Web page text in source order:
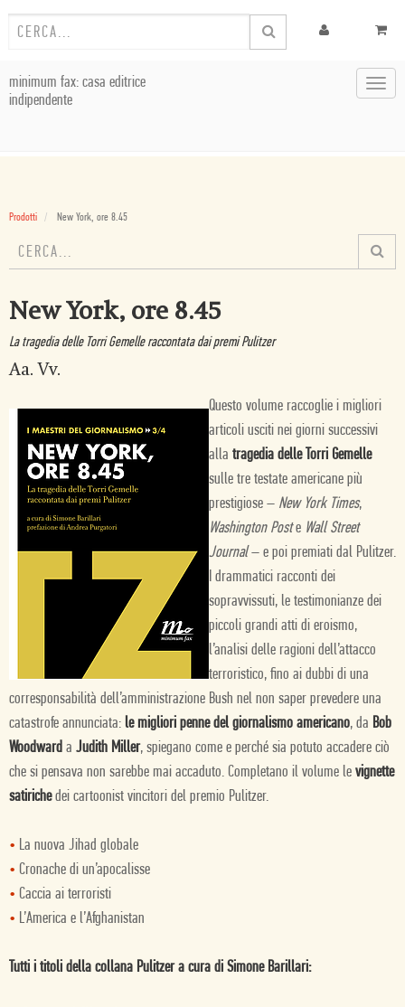
minimum fax: casa editrice
indipendente
Prodotti New York, ore 8.45
New York, ore 8.45
La tragedia delle Torri Gemelle raccontata dai premi Pulitzer
Aa. Vv.
Questo volume raccoglie i migliori
articoli usciti nei giorni successivi
alla tragedia delle Torri Gemelle
sulle tre testate americane più
prestigiose – New York Times,
Washington Poste Wall Street
Journal– e poi premiati dal Pulitzer.
I drammatici racconti dei
sopravvissuti, le testimonianze dei
piccoli grandi atti di eroismo,
l’analisi delle ragioni dell’attacco
terroristico, fino ai dubbi di una
corresponsabilità dell’amministrazione Bush nel non saper prevedere una
catastrofe annunciata: le migliori penne del giornalismo americano, da Bob
Woodward a Judith Miller, spiegano come e perché sia potuto accadere ciò
che si pensava non sarebbe mai accaduto. Completano il volume le vignette
satirichedei cartoonist vincitori del premio Pulitzer.
• La nuova Jihad globale
• Cronache di un’apocalisse
• Caccia ai terroristi
• L’America e l’Afghanistan
Tutti i titoli della collana Pulitzer a cura di Simone Barillari: